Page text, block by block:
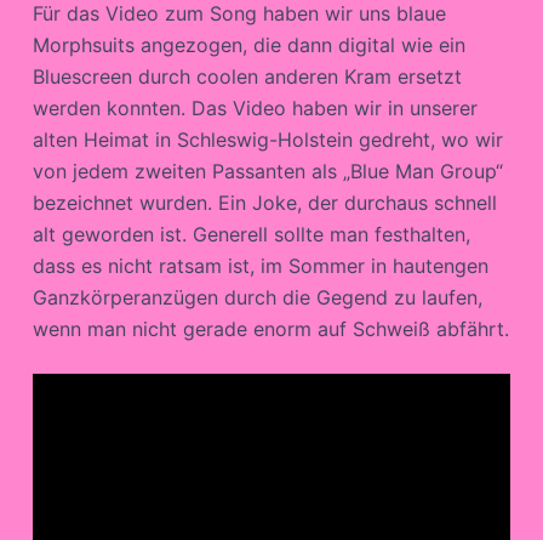
nFür das Video zum Song haben wir uns blaue
Morphsuits angezogen, die dann digital wie ein
Bluescreen durch coolen anderen Kram ersetzt
werden konnten. Das Video haben wir in unserer
alten Heimat in Schleswig-Holstein gedreht, wo wir
von jedem zweiten Passanten als „Blue Man Group“
bezeichnet wurden. Ein Joke, der durchaus schnell
alt geworden ist. Generell sollte man festhalten,
dass es nicht ratsam ist, im Sommer in hautengen
Ganzkörperanzügen durch die Gegend zu laufen,
wenn man nicht gerade enorm auf Schweiß abfährt.